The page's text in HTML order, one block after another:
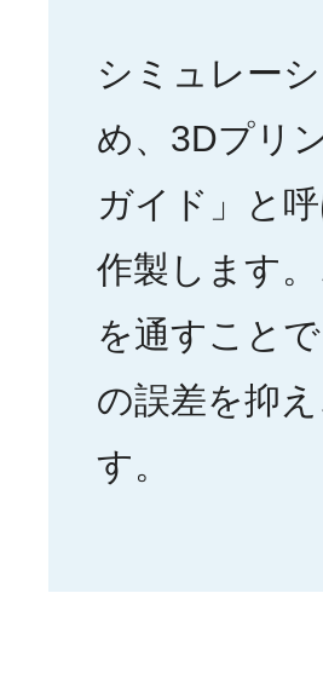
シミュレー
め、3Dプリ
ガイド」と
作製します
を通すこと
の誤差を抑
す。